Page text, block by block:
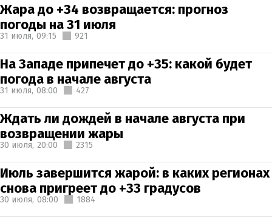
Жара до +34 возвращается: прогноз
погоды на 31 июля
31 июля, 09:15 921
На Западе припечет до +35: какой будет
погода в начале августа
31 июля, 08:00 427
Ждать ли дождей в начале августа при
возвращении жары
30 июля, 20:00 2315
Июль завершится жарой: в каких регионах
снова пригреет до +33 градусов
30 июля, 08:00 1884